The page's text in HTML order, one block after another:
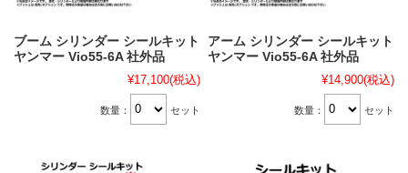
ブーム シリンダー シールキット
ヤンマー Vio55-6A 社外品
¥17,100(税込)
数量： セット
アーム シリンダー シールキット
ヤンマー Vio55-6A 社外品
¥14,900(税込)
数量： セット